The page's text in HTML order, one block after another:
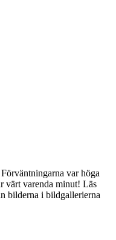
var höga
värt varenda minut! Läs
bilderna i bildgallerierna